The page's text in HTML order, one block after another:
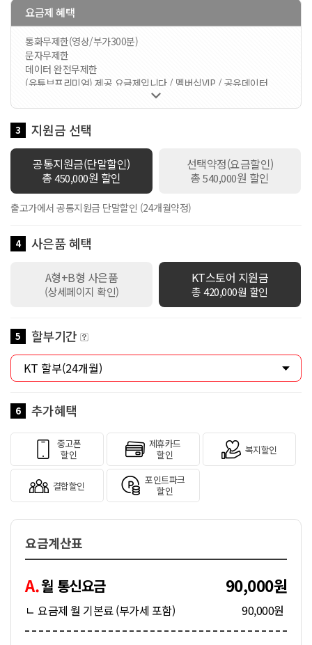
요금제 혜택
통화무제한(영상/부가300분)
문자무제한
데이터 완전무제한
(유튜브프리미엄) 제공 요금제입니다 / 멤버십VIP / 공유데이터
60GB 제공 / 로밍데이터 100Kbps / 데이터쉐어링 1회선 무료 / 만
18세 이하 가입시 스쿨덤(공유데이터 2배 제공+스마트기기 or 데이
터쉐어링 1회선 무료+안심박스)자동적용 / 만19세이상 ~ 만34세이
하 가입시 Y덤(공유데이터 2배 제공+스마트기기 or 데이터쉐어링 1
회선 무료)자동적용

3 지원금 선택
공통지원금(단말할인)
총450,000원 할인
선택약정(요금할인)
총540,000원 할인
출고가에서 공통지원금 단말할인 (24개월약정)
4 사은품 혜택
A형+B형 사은품
(상세페이지 확인)
KT스토어 지원금
총 420,000원 할인
5 할부기간
6 추가혜택
중고폰
할인
제휴카드
할인
복지할인
결합할인
포인트파크
할인
요금계산표
A.월 통신요금 90,000원
ㄴ 요금제 월 기본료 (부가세 포함) 90,000원